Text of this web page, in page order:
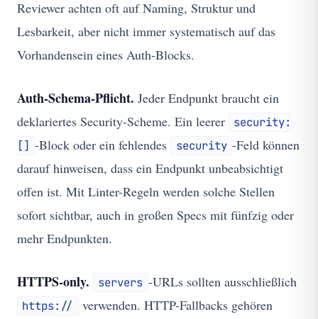
Reviewer achten oft auf Naming, Struktur und
Lesbarkeit, aber nicht immer systematisch auf das
Vorhandensein eines Auth-Blocks.
Auth-Schema-Pflicht. Jeder Endpunkt braucht ein
deklariertes Security-Scheme. Ein leerer
security:
[] -Block oder ein fehlendes security -Feld können
darauf hinweisen, dass ein Endpunkt unbeabsichtigt
offen ist. Mit Linter-Regeln werden solche Stellen
sofort sichtbar, auch in großen Specs mit fünfzig oder
mehr Endpunkten.
HTTPS-only. servers -URLs sollten ausschließlich
https://
verwenden. HTTP-Fallbacks gehören